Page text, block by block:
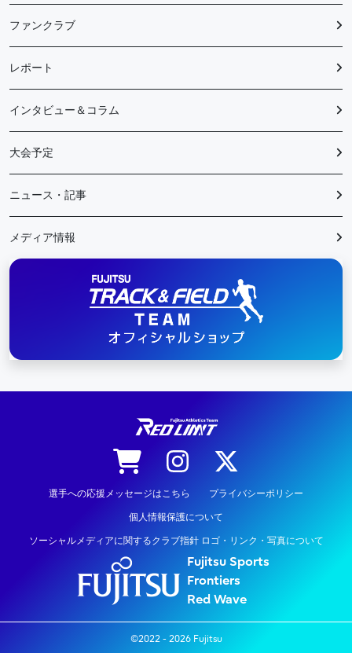
ファンクラブ
レポート
インタビュー＆コラム
大会予定
ニュース・記事
メディア情報
選手への応援メッセージはこちら プライバシーポリシー
個人情報保護について
ソーシャルメディアに関するクラブ指針 ロゴ・リンク・写真について
Fujitsu Sports
Frontiers
Red Wave
©2022 - 2026 Fujitsu